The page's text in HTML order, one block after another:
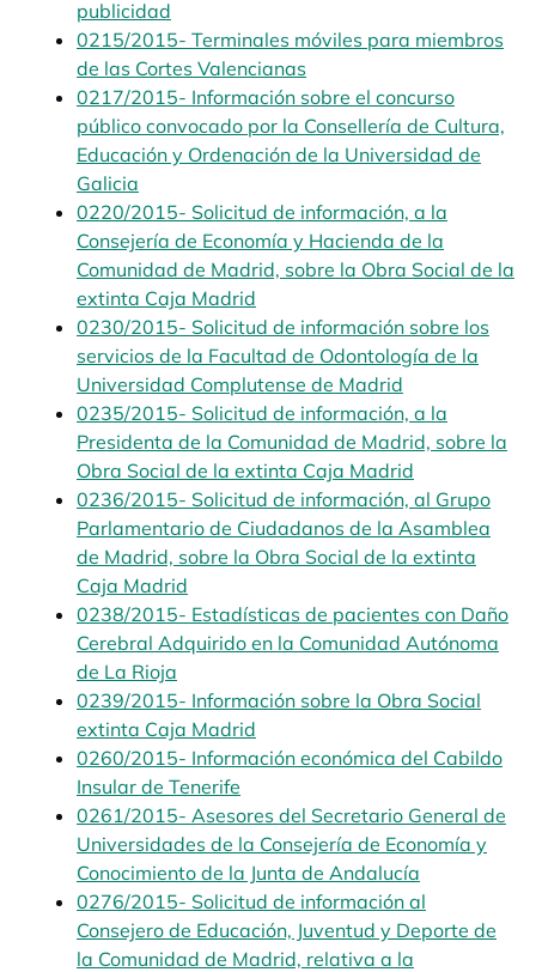
publicidad
0215/2015- Terminales móviles para miembros
de las Cortes Valencianas
0217/2015- Información sobre el concurso
público convocado por la Consellería de Cultura,
Educación y Ordenación de la Universidad de
Galicia
0220/2015- Solicitud de información, a la
Consejería de Economía y Hacienda de la
Comunidad de Madrid, sobre la Obra Social de la
extinta Caja Madrid
0230/2015- Solicitud de información sobre los
servicios de la Facultad de Odontología de la
Universidad Complutense de Madrid
0235/2015- Solicitud de información, a la
Presidenta de la Comunidad de Madrid, sobre la
Obra Social de la extinta Caja Madrid
0236/2015- Solicitud de información, al Grupo
Parlamentario de Ciudadanos de la Asamblea
de Madrid, sobre la Obra Social de la extinta
Caja Madrid
0238/2015- Estadísticas de pacientes con Daño
Cerebral Adquirido en la Comunidad Autónoma
de La Rioja
0239/2015- Información sobre la Obra Social
extinta Caja Madrid
0260/2015- Información económica del Cabildo
Insular de Tenerife
0261/2015- Asesores del Secretario General de
Universidades de la Consejería de Economía y
Conocimiento de la Junta de Andalucía
0276/2015- Solicitud de información al
Consejero de Educación, Juventud y Deporte de
la Comunidad de Madrid, relativa a la